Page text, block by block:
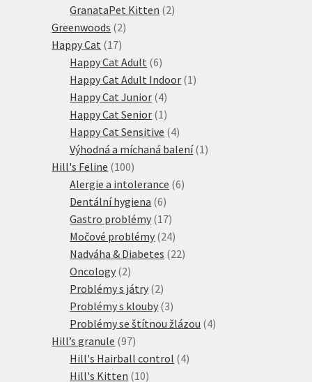
produktů
GranataPet Kitten 22
Greenwoods 22
Happy Cat 1717
produktů
Happy Cat Adult 66
produktů
Happy Cat Adult Indoor 1 1
Happy Cat Junior 44
produkty
Happy Cat Senior 1 1
produkt
Happy Cat Sensitive 44
produkty
Výhodná a míchaná balení 1 1
Hill's Feline 100100
produktů
Alergie a intolerance 66
Dentální hygiena 66
produktů
Gastro problémy 1717
produktů
Močové problémy 2424
produktů
Nadváha & Diabetes 2222
Oncology 22
produkty
Problémy s játry 22
produkty
Problémy s klouby 33
produkty
Problémy se štítnou žlázou 44
Hill’s granule 9797
produktů
Hill's Hairball control 44
Hill's Kitten 1010